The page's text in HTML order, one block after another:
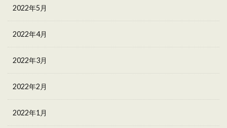
2022年5月
2022年4月
2022年3月
2022年2月
2022年1月